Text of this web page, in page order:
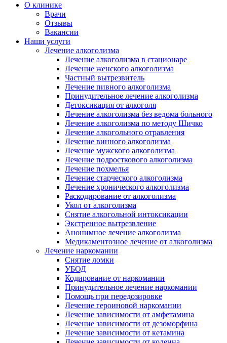
О клинике
Врачи
Отзывы
Вакансии
Наши услуги
Лечение алкоголизма
Лечение алкоголизма в стационаре
Лечение женского алкоголизма
Частный вытрезвитель
Лечение пивного алкоголизма
Принудительное лечение алкоголизма
Детоксикация от алкоголя
Лечение алкоголизма без ведома больного
Лечение алкоголизма по методу Шичко
Лечение алкогольного отравления
Лечение винного алкоголизма
Лечение мужского алкоголизма
Лечение подросткового алкоголизма
Лечение похмелья
Лечение старческого алкоголизма
Лечение хронического алкоголизма
Раскодирование от алкоголизма
Укол от алкоголизма
Снятие алкогольной интоксикации
Экстренное вытрезвление
Анонимное лечение алкоголизма
Медикаментозное лечение от алкоголизма
Лечение наркомании
Снятие ломки
УБОД
Кодирование от наркомании
Принудительное лечение наркомании
Помощь при передозировке
Лечение героиновой наркомании
Лечение зависимости от амфетамина
Лечение зависимости от дезоморфина
Лечение зависимости от кетамина